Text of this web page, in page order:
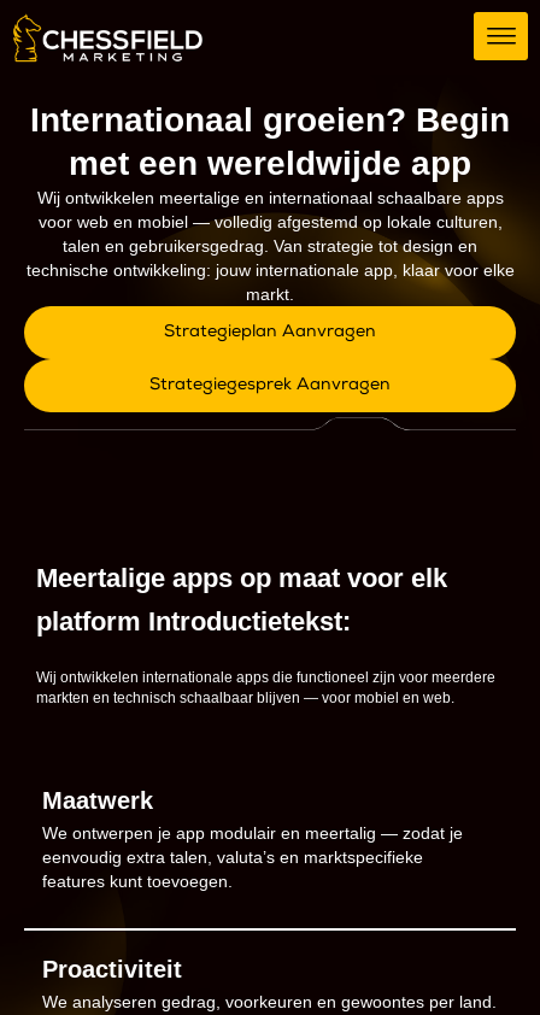
Internationaal groeien? Begin
met een wereldwijde app
Wij ontwikkelen meertalige en internationaal schaalbare apps
voor web en mobiel — volledig afgestemd op lokale culturen,
talen en gebruikersgedrag. Van strategie tot design en
technische ontwikkeling: jouw internationale app, klaar voor elke
markt.
Strategieplan Aanvragen
Strategiegesprek Aanvragen
Meertalige apps op maat voor elk
platform Introductietekst:
Wij ontwikkelen internationale apps die functioneel zijn voor meerdere
markten en technisch schaalbaar blijven — voor mobiel en web.
Maatwerk
We ontwerpen je app modulair en meertalig — zodat je
eenvoudig extra talen, valuta’s en marktspecifieke
features kunt toevoegen.
Proactiviteit
We analyseren gedrag, voorkeuren en gewoontes per land.